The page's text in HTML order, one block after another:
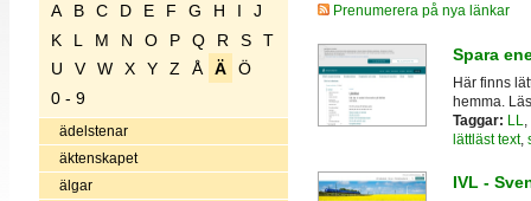
A B C D E F G H I
J
K
L M N O P Q R S
T
U
V W X Y Z Å Ä
Ö
0 - 9
ädelstenar
äktenskapet
älgar
Prenumerera på nya länkar
Spara
Här finns
hemma.
Taggar: LL
lättläst text,
IVL -